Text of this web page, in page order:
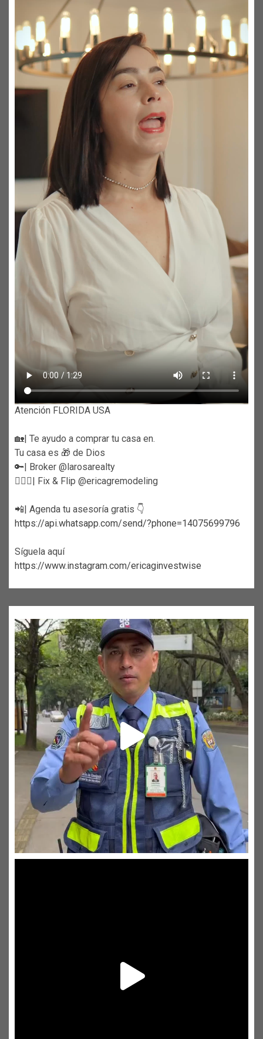
Atención FLORIDA USA
🏡| Te ayudo a comprar tu casa en.
Tu casa es 🎁 de Dios
🔑| Broker @larosarealty
👷🏼‍♀️| Fix & Flip @ericagremodeling
📲| Agenda tu asesoría gratis 👇
https://api.whatsapp.com/send/?phone=14075699796
Síguela aquí
https://www.instagram.com/ericaginvestwise